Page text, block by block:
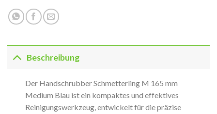
Beschreibung
Der Handschrubber Schmetterling M 165 mm
Medium Blau ist ein kompaktes und effektives
Reinigungswerkzeug, entwickelt für die präzise